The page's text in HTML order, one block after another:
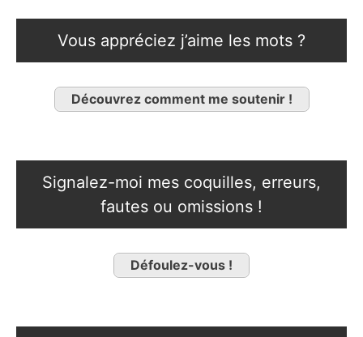
Vous appréciez j’aime les mots ?
Découvrez comment me soutenir !
Signalez-moi mes coquilles, erreurs,
fautes ou omissions !
Défoulez-vous !